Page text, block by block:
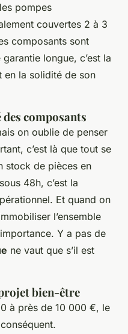
pompes
couvertes 2 à 3
composants sont
longue, c’est la
en la solidité de son
composants
on oublie de penser
c’est là que tout se
stock de pièces en
48h, c’est la
Et quand on
l’ensemble
Y a pas de
ne vaut que s’il est
bien-être
à près de 10 000 €, le